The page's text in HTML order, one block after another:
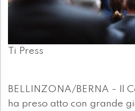
Ti Press
BELLINZONA/BERNA - Il
ha preso atto con grande